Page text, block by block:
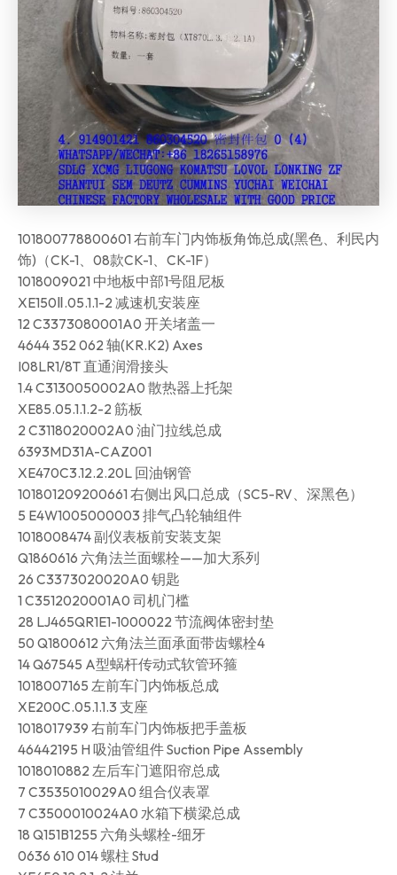
101800778800601 右前车门内饰板角饰总成(黑色、利民内
饰)（CK-1、08款CK-1、CK-1F）
1018009021 中地板中部1号阻尼板
XE150Ⅱ.05.1.1-2 减速机安装座
12 C3373080001A0 开关堵盖一
4644 352 062 轴(KR.K2) Axes
I08LR1/8T 直通润滑接头
1.4 C3130050002A0 散热器上托架
XE85.05.1.1.2-2 筋板
2 C3118020002A0 油门拉线总成
6393MD31A-CAZ001
XE470C3.12.2.20L 回油钢管
101801209200661 右侧出风口总成（SC5-RV、深黑色）
5 E4W1005000003 排气凸轮轴组件
1018008474 副仪表板前安装支架
Q1860616 六角法兰面螺栓——加大系列
26 C3373020020A0 钥匙
1 C3512020001A0 司机门槛
28 LJ465QR1E1-1000022 节流阀体密封垫
50 Q1800612 六角法兰面承面带齿螺栓4
14 Q67545 A型蜗杆传动式软管环箍
1018007165 左前车门内饰板总成
XE200C.05.1.1.3 支座
1018017939 右前车门内饰板把手盖板
46442195 H 吸油管组件 Suction Pipe Assembly
1018010882 左后车门遮阳帘总成
7 C3535010029A0 组合仪表罩
7 C3500010024A0 水箱下横梁总成
18 Q151B1255 六角头螺栓-细牙
0636 610 014 螺柱 Stud